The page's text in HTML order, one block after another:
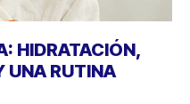
HIDRATACIÓN,
UNA RUTINA